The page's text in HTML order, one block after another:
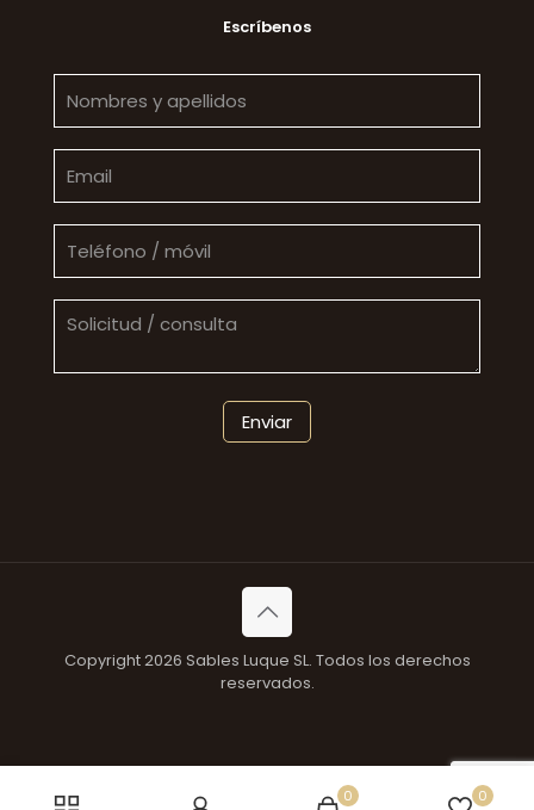
Escríbenos
Copyright 2026 Sables Luque SL. Todos los derechos
reservados.
0 0